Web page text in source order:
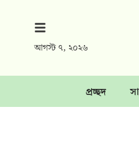
আগস্ট ৭, ২০২৬
প্রচ্ছদ